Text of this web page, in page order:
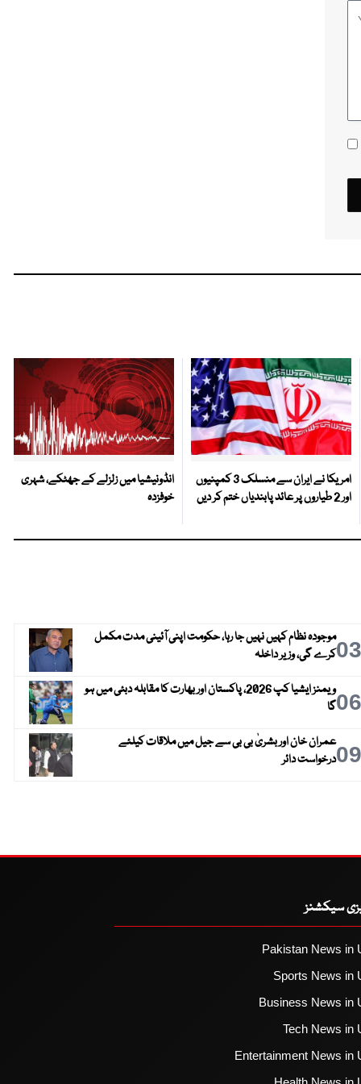
امریکا نے ایران سے منسلک 3 کمپنیوں
اور 2 طیاروں پر عائد پابندیاں ختم کر دیں
انڈونیشیا میں زلزلے کے جھٹکے، شہری
خوفزدہ
03موجودہ نظام کہیں نہیں جا رہا، حکومت اپنی آئینی مدت مکمل
کرے گی، وزیر داخلہ
06
ویمنز ایشیا کپ 2026، پاکستان اور بھارت کا مقابلہ دبئی میں ہو
گا
09عمران خان اور بشریٰ بی بی سے جیل میں ملاقات کیلئے
درخواست دائر
سیکشنز
Pakistan News in
Sports News in
Business News in
Tech News in
Entertainment News in